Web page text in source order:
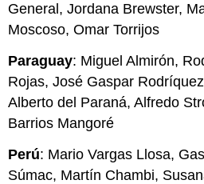
General, Jordana Brewster,
Moscoso, Omar Torrijos
Paraguay: Miguel Almirón,
Rojas, José Gaspar
Alberto del Paraná, Alfredo
Barrios Mangoré
Perú: Mario Vargas Llosa,
Súmac, Martín Chambi,